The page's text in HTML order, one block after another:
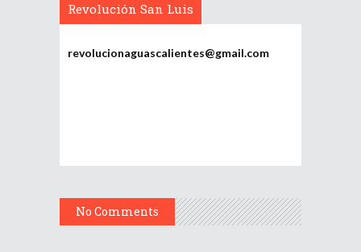
Revolución San Luis
revolucionaguascalientes@gmail.com
No Comments